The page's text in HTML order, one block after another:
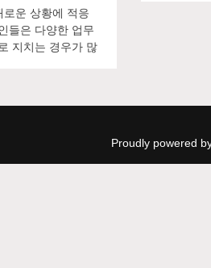
운 상황에 적응
들은 다양한 업무
지치는 경우가 많
Proudly powered